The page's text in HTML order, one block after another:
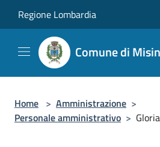
Regione Lombardia
Comune di
Home > Amministrazione >
Personale amministrativo >